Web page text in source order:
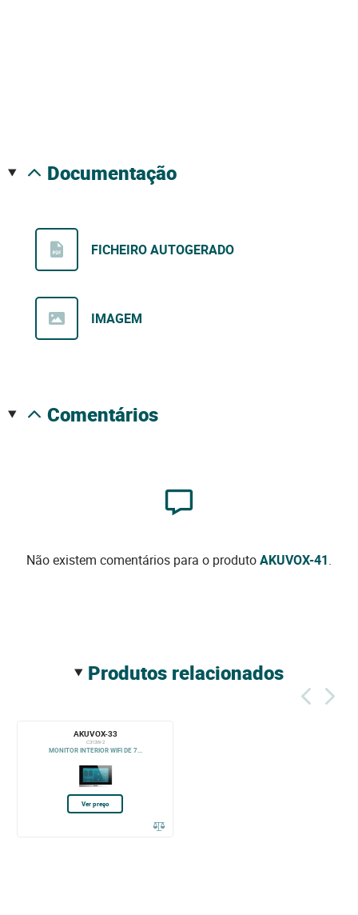
documentação
FICHEIRO AUTOGERADO
IMAGEM
comentários
Não existem comentários para o produtoAKUVOX-41.
produtos relacionados
AKUVOX-33
C313W-2
MONITOR INTERIOR WIFI DE 7...
Ver preço